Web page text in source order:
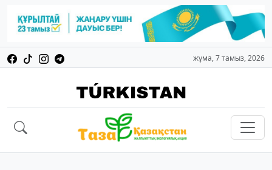
жұма, 7 тамыз, 2026